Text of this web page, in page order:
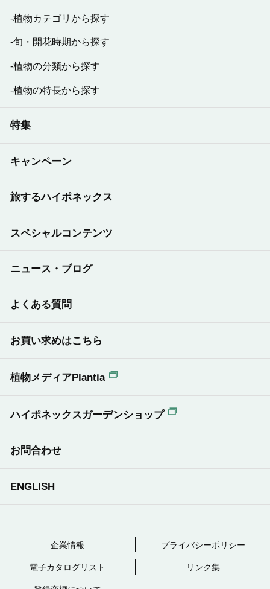
植物カテゴリから探す
旬・開花時期から探す
植物の分類から探す
植物の特長から探す
特集
キャンペーン
旅するハイポネックス
スペシャルコンテンツ
ニュース・ブログ
よくある質問
お買い求めはこちら
植物メディアPlantia
ハイポネックスガーデンショップ
お問合わせ
ENGLISH
企業情報 プライバシーポリシー
電子カタログリスト リンク集